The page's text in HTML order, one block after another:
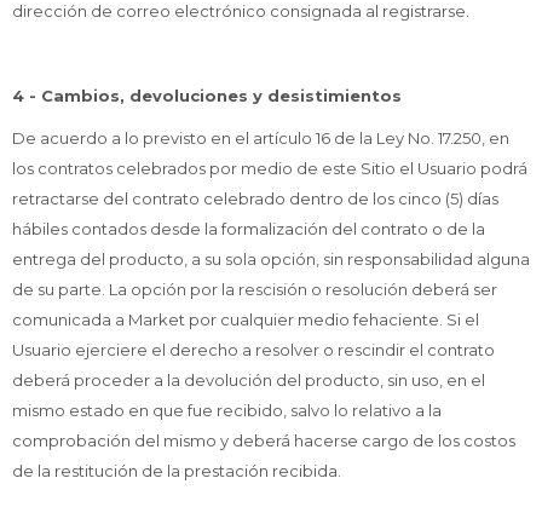
dirección de correo electrónico consignada al registrarse.
4 - Cambios, devoluciones y desistimientos
De acuerdo a lo previsto en el artículo 16 de la Ley No. 17.250, en
los contratos celebrados por medio de este Sitio el Usuario podrá
retractarse del contrato celebrado dentro de los cinco (5) días
hábiles contados desde la formalización del contrato o de la
entrega del producto, a su sola opción, sin responsabilidad alguna
de su parte. La opción por la rescisión o resolución deberá ser
comunicada a Market por cualquier medio fehaciente. Si el
Usuario ejerciere el derecho a resolver o rescindir el contrato
deberá proceder a la devolución del producto, sin uso, en el
mismo estado en que fue recibido, salvo lo relativo a la
comprobación del mismo y deberá hacerse cargo de los costos
de la restitución de la prestación recibida.